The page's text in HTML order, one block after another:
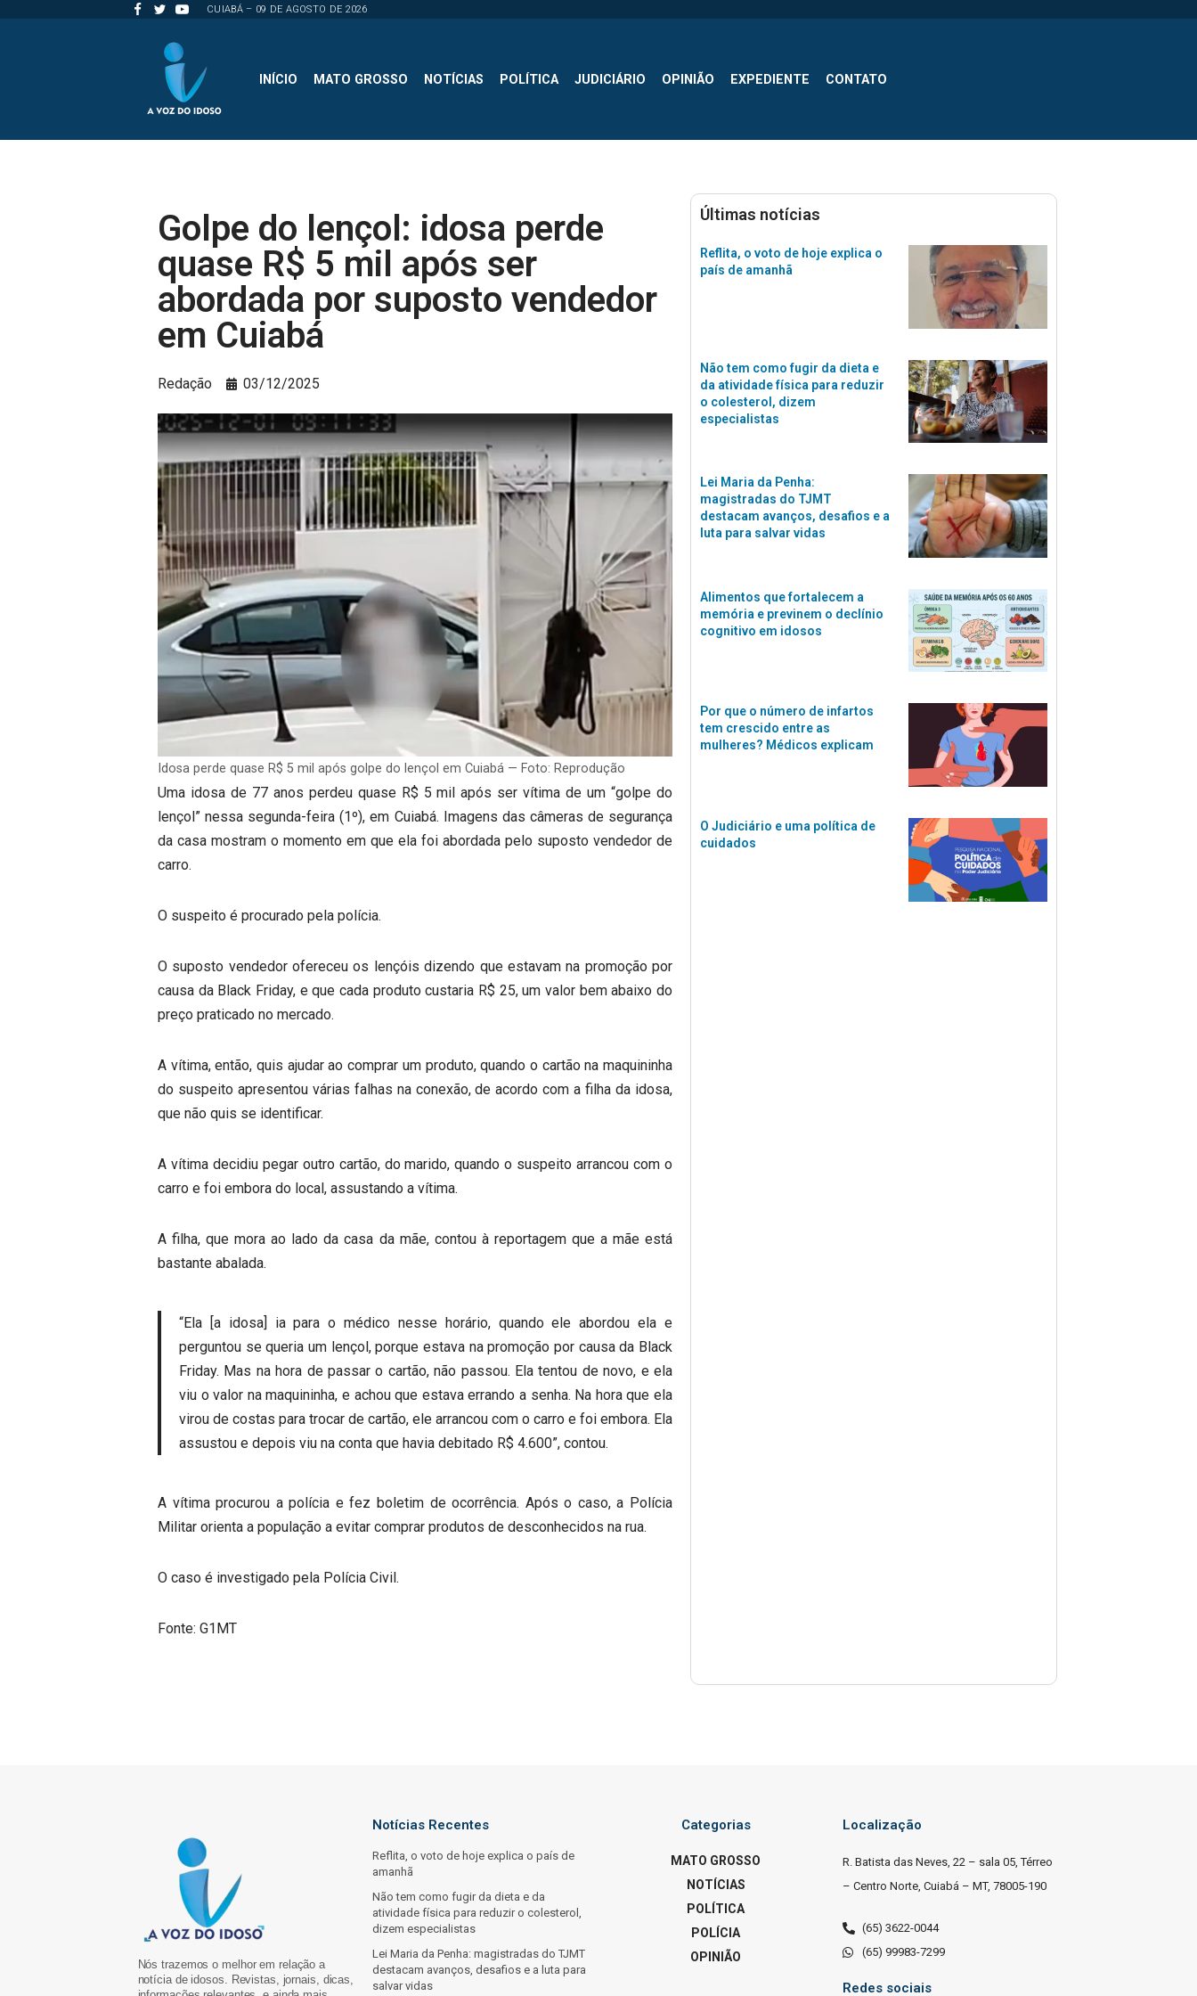
CUIABÁ – 09 DE AGOSTO DE 2026
INÍCIO MATO GROSSO NOTÍCIAS POLÍTICA JUDICIÁRIO OPINIÃO EXPEDIENTE CONTATO
Golpe do lençol: idosa perde
quase R$ 5 mil após ser
abordada por suposto vendedor
em Cuiabá
Redação 03/12/2025
Idosa perde quase R$ 5 mil após golpe do lençol em Cuiabá — Foto: Reprodução
Uma idosa de 77 anos perdeu quase R$ 5 mil após ser vítima de um “golpe do
lençol” nessa segunda-feira (1º), em Cuiabá. Imagens das câmeras de segurança
da casa mostram o momento em que ela foi abordada pelo suposto vendedor de
carro.
O suspeito é procurado pela polícia.
O suposto vendedor ofereceu os lençóis dizendo que estavam na promoção por
causa da Black Friday, e que cada produto custaria R$ 25, um valor bem abaixo do
preço praticado no mercado.
A vítima, então, quis ajudar ao comprar um produto, quando o cartão na maquininha
do suspeito apresentou várias falhas na conexão, de acordo com a filha da idosa,
que não quis se identificar.
A vítima decidiu pegar outro cartão, do marido, quando o suspeito arrancou com o
carro e foi embora do local, assustando a vítima.
A filha, que mora ao lado da casa da mãe, contou à reportagem que a mãe está
bastante abalada.
“Ela [a idosa] ia para o médico nesse horário, quando ele abordou ela e
perguntou se queria um lençol, porque estava na promoção por causa da Black
Friday. Mas na hora de passar o cartão, não passou. Ela tentou de novo, e ela
viu o valor na maquininha, e achou que estava errando a senha. Na hora que ela
virou de costas para trocar de cartão, ele arrancou com o carro e foi embora. Ela
assustou e depois viu na conta que havia debitado R$ 4.600”, contou.
A vítima procurou a polícia e fez boletim de ocorrência. Após o caso, a Polícia
Militar orienta a população a evitar comprar produtos de desconhecidos na rua.
O caso é investigado pela Polícia Civil.
Fonte: G1MT
Últimas notícias
Reflita, o voto de hoje explica o
país de amanhã
Não tem como fugir da dieta e
da atividade física para reduzir
o colesterol, dizem
especialistas
Lei Maria da Penha:
magistradas do TJMT
destacam avanços, desafios e a
luta para salvar vidas
Alimentos que fortalecem a
memória e previnem o declínio
cognitivo em idosos
Por que o número de infartos
tem crescido entre as
mulheres? Médicos explicam
O Judiciário e uma política de
cuidados
Nós trazemos o melhor em relação a
notícia de idosos. Revistas, jornais, dicas,
Notícias Recentes
Reflita, o voto de hoje explica o país de
amanhã
Não tem como fugir da dieta e da
atividade física para reduzir o colesterol,
dizem especialistas
Lei Maria da Penha: magistradas do TJMT
destacam avanços, desafios e a luta para
salvar vidas
Categorias
MATO GROSSO
NOTÍCIAS
POLÍTICA
POLÍCIA
OPINIÃO
Localização
R. Batista das Neves, 22 – sala 05, Térreo
– Centro Norte, Cuiabá – MT, 78005-190
(65) 3622-0044
(65) 99983-7299
Redes sociais